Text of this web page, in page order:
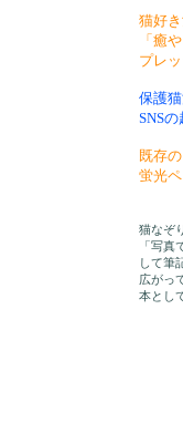
猫好
「癒
プレ
保護
SNS
既存
蛍光
猫なぞ
「写
して筆
広がっ
本とし